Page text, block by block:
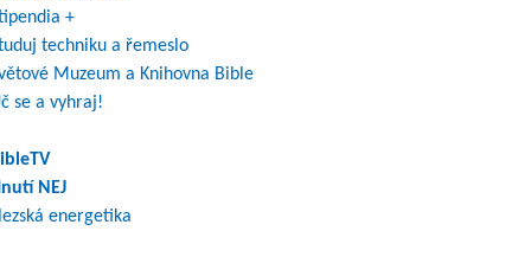
+
techniku a řemeslo
Muzeum a Knihovna Bible
se a vyhraj!
NEJ
energetika